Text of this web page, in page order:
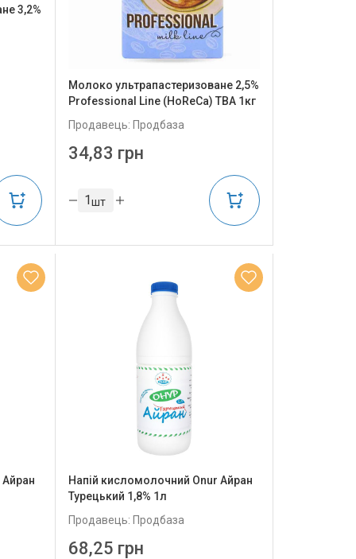
3,2%
Молоко ультрапастеризоване 2,5%
Professional Line (HoReCa) ТВА 1кг
Продавець: Продбаза
34,83 грн
шт
Напій кисломолочний Onur Айран
Турецький 1,8% 1л
Продавець: Продбаза
68,25 грн